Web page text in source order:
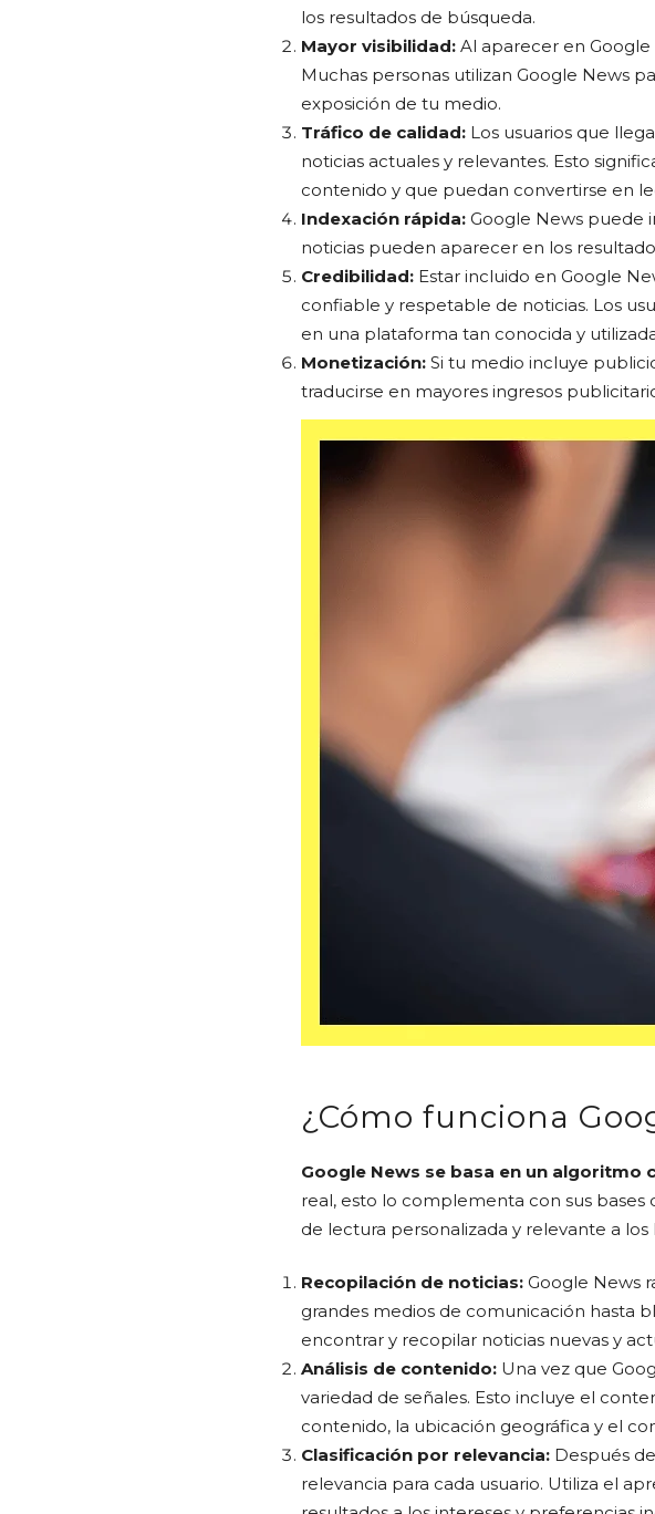
los resultados de búsqueda.
Mayor visibilidad: Al aparecer en
Muchas personas utilizan Google News
exposición de tu medio.
Tráfico de calidad: Los usuarios que
noticias actuales y relevantes. Esto
contenido y que puedan convertirse en
Indexación rápida: Google News puede
noticias pueden aparecer en los
Credibilidad: Estar incluido en Google
confiable y respetable de noticias. Los
en una plataforma tan conocida y
Monetización: Si tu medio incluye
traducirse en mayores ingresos
¿Cómo funciona
Google News se basa en un algoritmo
real, esto lo complementa con sus
de lectura personalizada y relevante a los
Recopilación de noticias: Google News
grandes medios de comunicación hasta
encontrar y recopilar noticias nuevas y
Análisis de contenido: Una vez que
variedad de señales. Esto incluye el
contenido, la ubicación geográfica y el
Clasificación por relevancia: Después
relevancia para cada usuario. Utiliza el